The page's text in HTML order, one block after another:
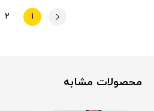
1
2
محصولات مشابه